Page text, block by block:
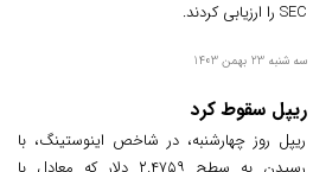
SEC را ارزیابی کردند.
سه شنبه 23 بهمن 1403
ریپل سقوط کرد
ریپل روز چهارشنبه، در شاخص اینوستینگ، با